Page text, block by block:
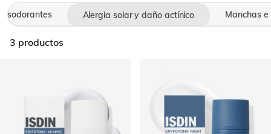
Alergia solar y daño actínico Manchas
3 productos